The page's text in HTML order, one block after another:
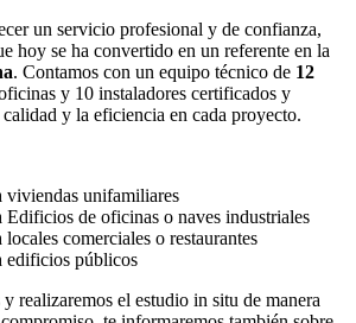
un servicio profesional y de confianza,
hoy se ha convertido en un referente en la
. Contamos con un equipo técnico de 12
y 10 instaladores certificados y
y la eficiencia en cada proyecto.
viviendas unifamiliares
Edificios de oficinas o naves industriales
comerciales o restaurantes
edificios públicos
realizaremos el estudio in situ de manera